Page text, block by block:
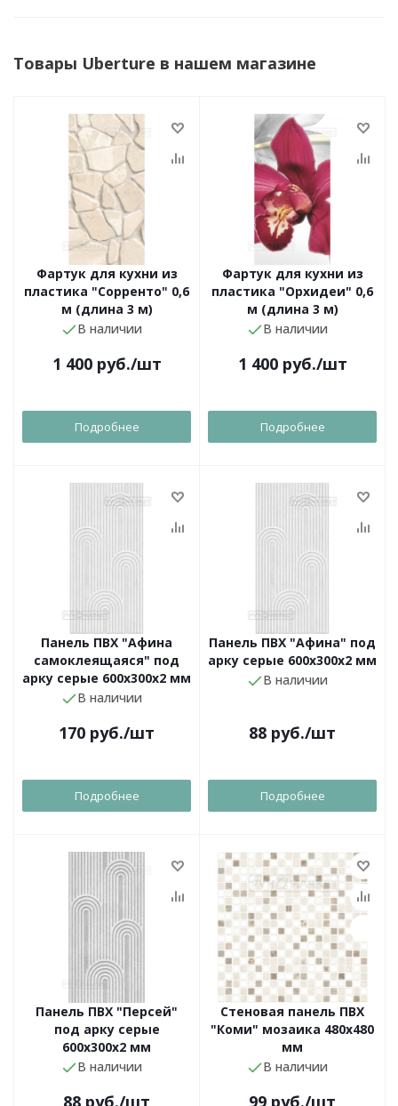
Товары Uberture в нашем магазине
Фартук для кухни из
пластика "Сорренто" 0,6
м (длина 3 м)
В наличии
1 400руб./шт
Подробнее
Фартук для кухни из
пластика "Орхидеи" 0,6
м (длина 3 м)
В наличии
1 400руб./шт
Подробнее
Панель ПВХ "Афина
самоклеящаяся" под
арку серые 600х300х2 мм
В наличии
170 руб./шт
Подробнее
Панель ПВХ "Афина" под
арку серые 600х300х2 мм
В наличии
88 руб./шт
Подробнее
Панель ПВХ "Персей"
под арку серые
600х300х2 мм
В наличии
Стеновая панель ПВХ
"Коми" мозаика 480х480
мм
В наличии